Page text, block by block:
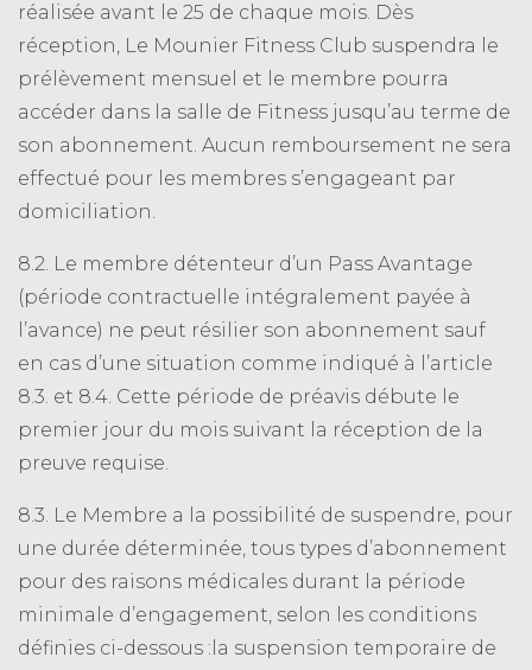
réalisée avant le 25 de chaque mois. Dès
réception, Le Mounier Fitness Club suspendra le
prélèvement mensuel et le membre pourra
accéder dans la salle de Fitness jusqu’au terme de
son abonnement. Aucun remboursement ne sera
effectué pour les membres s’engageant par
domiciliation.
8.2. Le membre détenteur d’un Pass Avantage
(période contractuelle intégralement payée à
l’avance) ne peut résilier son abonnement sauf
en cas d’une situation comme indiqué à l’article
8.3. et 8.4. Cette période de préavis débute le
premier jour du mois suivant la réception de la
preuve requise.
8.3. Le Membre a la possibilité de suspendre, pour
une durée déterminée, tous types d’abonnement
pour des raisons médicales durant la période
minimale d’engagement, selon les conditions
définies ci-dessous :la suspension temporaire de